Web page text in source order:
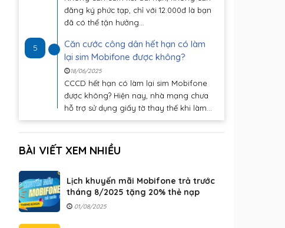
đăng ký phức tạp, chỉ với 12.000đ là bạn
đã có thể tận hưởng...
5
Căn cước công dân hết hạn có làm
lại sim Mobifone được không?
18/06/2025
CCCD hết hạn có làm lại sim Mobifone
được không? Hiện nay, nhà mạng chưa
hỗ trợ sử dụng giấy tờ thay thế khi làm...
BÀI VIẾT XEM NHIỀU
Lịch khuyến mãi Mobifone trả trước
tháng 8/2025 tặng 20% thẻ nạp
01/08/2025